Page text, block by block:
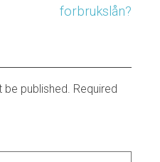
forbrukslån?
published. Required